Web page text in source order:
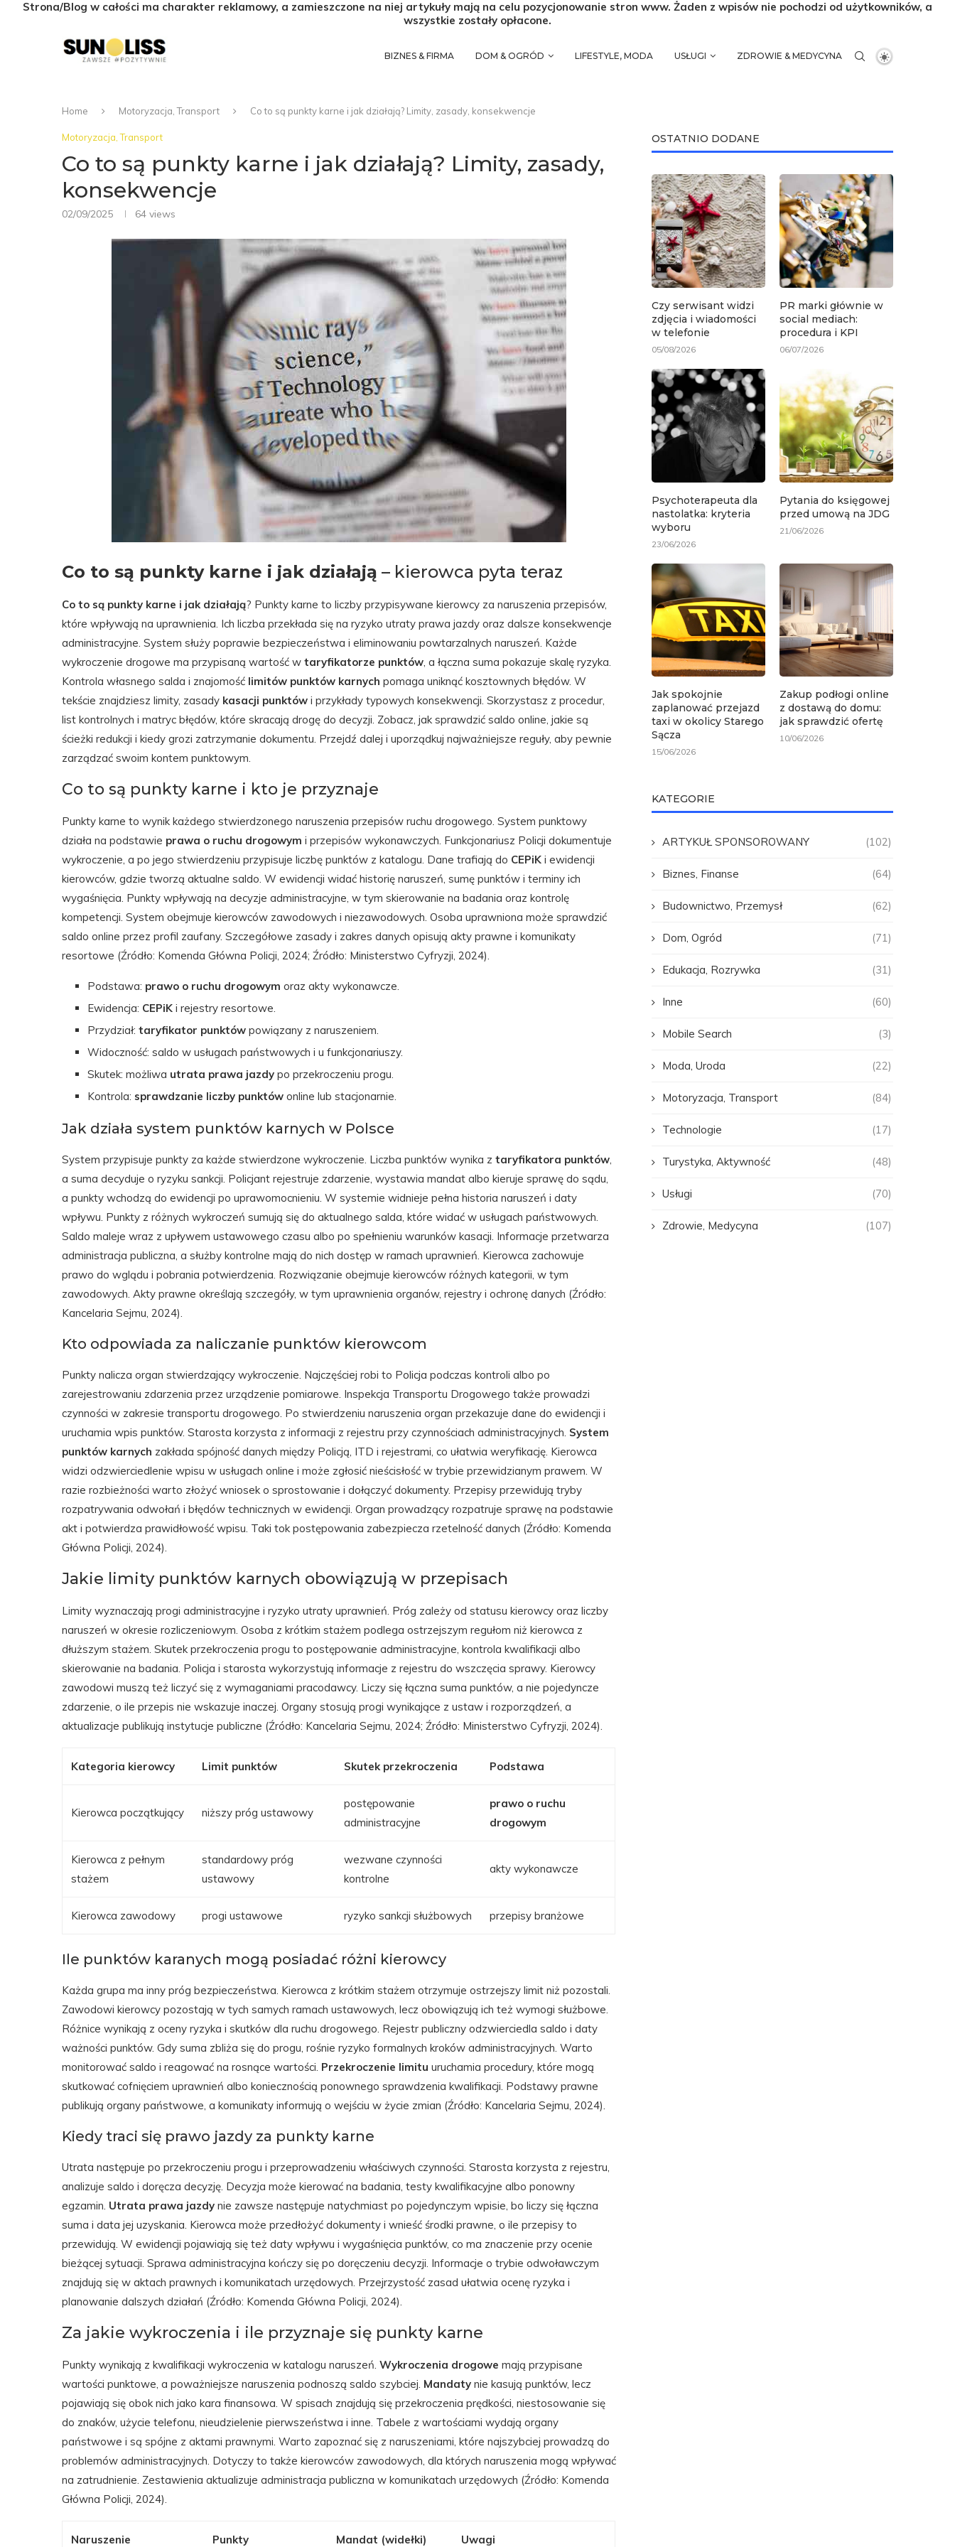
Strona/Blog w całości ma charakter reklamowy, a zamieszczone na niej artykuły mają na celu pozycjonowanie stron www. Żaden z wpisów nie pochodzi od użytkowników, a
wszystkie zostały opłacone.
BIZNES & FIRMA DOM & OGRÓD LIFESTYLE, MODA USŁUGI ZDROWIE & MEDYCYNA
Home Motoryzacja, Transport Co to są punkty karne i jak działają? Limity, zasady, konsekwencje
Motoryzacja, Transport
Co to są punkty karne i jak działają? Limity, zasady,
konsekwencje
02/09/2025 64 views
Co to są punkty karne i jak działają – kierowca pyta teraz
Co to są punkty karne i jak działają? Punkty karne to liczby przypisywane kierowcy za naruszenia przepisów,
które wpływają na uprawnienia. Ich liczba przekłada się na ryzyko utraty prawa jazdy oraz dalsze konsekwencje
administracyjne. System służy poprawie bezpieczeństwa i eliminowaniu powtarzalnych naruszeń. Każde
wykroczenie drogowe ma przypisaną wartość w taryfikatorze punktów, a łączna suma pokazuje skalę ryzyka.
Kontrola własnego salda i znajomość limitów punktów karnych pomaga uniknąć kosztownych błędów. W
tekście znajdziesz limity, zasady kasacji punktów i przykłady typowych konsekwencji. Skorzystasz z procedur,
list kontrolnych i matryc błędów, które skracają drogę do decyzji. Zobacz, jak sprawdzić saldo online, jakie są
ścieżki redukcji i kiedy grozi zatrzymanie dokumentu. Przejdź dalej i uporządkuj najważniejsze reguły, aby pewnie
zarządzać swoim kontem punktowym.
Co to są punkty karne i kto je przyznaje
Punkty karne to wynik każdego stwierdzonego naruszenia przepisów ruchu drogowego. System punktowy
działa na podstawie prawa o ruchu drogowym i przepisów wykonawczych. Funkcjonariusz Policji dokumentuje
wykroczenie, a po jego stwierdzeniu przypisuje liczbę punktów z katalogu. Dane trafiają do CEPiK i ewidencji
kierowców, gdzie tworzą aktualne saldo. W ewidencji widać historię naruszeń, sumę punktów i terminy ich
wygaśnięcia. Punkty wpływają na decyzje administracyjne, w tym skierowanie na badania oraz kontrolę
kompetencji. System obejmuje kierowców zawodowych i niezawodowych. Osoba uprawniona może sprawdzić
saldo online przez profil zaufany. Szczegółowe zasady i zakres danych opisują akty prawne i komunikaty
resortowe (Źródło: Komenda Główna Policji, 2024; Źródło: Ministerstwo Cyfryzji, 2024).
Podstawa: prawo o ruchu drogowym oraz akty wykonawcze.
Ewidencja: CEPiK i rejestry resortowe.
Przydział: taryfikator punktów powiązany z naruszeniem.
Widoczność: saldo w usługach państwowych i u funkcjonariuszy.
Skutek: możliwa utrata prawa jazdy po przekroczeniu progu.
Kontrola: sprawdzanie liczby punktów online lub stacjonarnie.
Jak działa system punktów karnych w Polsce
System przypisuje punkty za każde stwierdzone wykroczenie. Liczba punktów wynika z taryfikatora punktów,
a suma decyduje o ryzyku sankcji. Policjant rejestruje zdarzenie, wystawia mandat albo kieruje sprawę do sądu,
a punkty wchodzą do ewidencji po uprawomocnieniu. W systemie widnieje pełna historia naruszeń i daty
wpływu. Punkty z różnych wykroczeń sumują się do aktualnego salda, które widać w usługach państwowych.
Saldo maleje wraz z upływem ustawowego czasu albo po spełnieniu warunków kasacji. Informacje przetwarza
administracja publiczna, a służby kontrolne mają do nich dostęp w ramach uprawnień. Kierowca zachowuje
prawo do wglądu i pobrania potwierdzenia. Rozwiązanie obejmuje kierowców różnych kategorii, w tym
zawodowych. Akty prawne określają szczegóły, w tym uprawnienia organów, rejestry i ochronę danych (Źródło:
Kancelaria Sejmu, 2024).
Kto odpowiada za naliczanie punktów kierowcom
Punkty nalicza organ stwierdzający wykroczenie. Najczęściej robi to Policja podczas kontroli albo po
zarejestrowaniu zdarzenia przez urządzenie pomiarowe. Inspekcja Transportu Drogowego także prowadzi
czynności w zakresie transportu drogowego. Po stwierdzeniu naruszenia organ przekazuje dane do ewidencji i
uruchamia wpis punktów. Starosta korzysta z informacji z rejestru przy czynnościach administracyjnych. System
punktów karnych zakłada spójność danych między Policją, ITD i rejestrami, co ułatwia weryfikację. Kierowca
widzi odzwierciedlenie wpisu w usługach online i może zgłosić nieścisłość w trybie przewidzianym prawem. W
razie rozbieżności warto złożyć wniosek o sprostowanie i dołączyć dokumenty. Przepisy przewidują tryby
rozpatrywania odwołań i błędów technicznych w ewidencji. Organ prowadzący rozpatruje sprawę na podstawie
akt i potwierdza prawidłowość wpisu. Taki tok postępowania zabezpiecza rzetelność danych (Źródło: Komenda
Główna Policji, 2024).
Jakie limity punktów karnych obowiązują w przepisach
Limity wyznaczają progi administracyjne i ryzyko utraty uprawnień. Próg zależy od statusu kierowcy oraz liczby
naruszeń w okresie rozliczeniowym. Osoba z krótkim stażem podlega ostrzejszym regułom niż kierowca z
dłuższym stażem. Skutek przekroczenia progu to postępowanie administracyjne, kontrola kwalifikacji albo
skierowanie na badania. Policja i starosta wykorzystują informacje z rejestru do wszczęcia sprawy. Kierowcy
zawodowi muszą też liczyć się z wymaganiami pracodawcy. Liczy się łączna suma punktów, a nie pojedyncze
zdarzenie, o ile przepis nie wskazuje inaczej. Organy stosują progi wynikające z ustaw i rozporządzeń, a
aktualizacje publikują instytucje publiczne (Źródło: Kancelaria Sejmu, 2024; Źródło: Ministerstwo Cyfryzji, 2024).
Kategoria kierowcy Limit punktów Skutek przekroczenia Podstawa
Kierowca początkujący niższy próg ustawowy
postępowanie
administracyjne
prawo o ruchu
drogowym
Kierowca z pełnym
stażem
standardowy próg
ustawowy
wezwane czynności
kontrolne
akty wykonawcze
Kierowca zawodowy progi ustawowe ryzyko sankcji służbowych przepisy branżowe
Ile punktów karanych mogą posiadać różni kierowcy
Każda grupa ma inny próg bezpieczeństwa. Kierowca z krótkim stażem otrzymuje ostrzejszy limit niż pozostali.
Zawodowi kierowcy pozostają w tych samych ramach ustawowych, lecz obowiązują ich też wymogi służbowe.
Różnice wynikają z oceny ryzyka i skutków dla ruchu drogowego. Rejestr publiczny odzwierciedla saldo i daty
ważności punktów. Gdy suma zbliża się do progu, rośnie ryzyko formalnych kroków administracyjnych. Warto
monitorować saldo i reagować na rosnące wartości. Przekroczenie limitu uruchamia procedury, które mogą
skutkować cofnięciem uprawnień albo koniecznością ponownego sprawdzenia kwalifikacji. Podstawy prawne
publikują organy państwowe, a komunikaty informują o wejściu w życie zmian (Źródło: Kancelaria Sejmu, 2024).
Kiedy traci się prawo jazdy za punkty karne
Utrata następuje po przekroczeniu progu i przeprowadzeniu właściwych czynności. Starosta korzysta z rejestru,
analizuje saldo i doręcza decyzję. Decyzja może kierować na badania, testy kwalifikacyjne albo ponowny
egzamin. Utrata prawa jazdy nie zawsze następuje natychmiast po pojedynczym wpisie, bo liczy się łączna
suma i data jej uzyskania. Kierowca może przedłożyć dokumenty i wnieść środki prawne, o ile przepisy to
przewidują. W ewidencji pojawiają się też daty wpływu i wygaśnięcia punktów, co ma znaczenie przy ocenie
bieżącej sytuacji. Sprawa administracyjna kończy się po doręczeniu decyzji. Informacje o trybie odwoławczym
znajdują się w aktach prawnych i komunikatach urzędowych. Przejrzystość zasad ułatwia ocenę ryzyka i
planowanie dalszych działań (Źródło: Komenda Główna Policji, 2024).
Za jakie wykroczenia i ile przyznaje się punkty karne
Punkty wynikają z kwalifikacji wykroczenia w katalogu naruszeń. Wykroczenia drogowe mają przypisane
wartości punktowe, a poważniejsze naruszenia podnoszą saldo szybciej. Mandaty nie kasują punktów, lecz
pojawiają się obok nich jako kara finansowa. W spisach znajdują się przekroczenia prędkości, niestosowanie się
do znaków, użycie telefonu, nieudzielenie pierwszeństwa i inne. Tabele z wartościami wydają organy
państwowe i są spójne z aktami prawnymi. Warto zapoznać się z naruszeniami, które najszybciej prowadzą do
problemów administracyjnych. Dotyczy to także kierowców zawodowych, dla których naruszenia mogą wpływać
na zatrudnienie. Zestawienia aktualizuje administracja publiczna w komunikatach urzędowych (Źródło: Komenda
Główna Policji, 2024).
Naruszenie Punkty Mandat (widełki) Uwagi
OSTATNIO DODANE
Czy serwisant widzi
zdjęcia i wiadomości
w telefonie
05/08/2026
PR marki głównie w
social mediach:
procedura i KPI
06/07/2026
Psychoterapeuta dla
nastolatka: kryteria
wyboru
23/06/2026
Pytania do księgowej
przed umową na JDG
21/06/2026
Jak spokojnie
zaplanować przejazd
taxi w okolicy Starego
Sącza
15/06/2026
Zakup podłogi online
z dostawą do domu:
jak sprawdzić ofertę
10/06/2026
KATEGORIE
ARTYKUŁ SPONSOROWANY (102)
Biznes, Finanse (64)
Budownictwo, Przemysł (62)
Dom, Ogród (71)
Edukacja, Rozrywka (31)
Inne (60)
Mobile Search (3)
Moda, Uroda (22)
Motoryzacja, Transport (84)
Technologie (17)
Turystyka, Aktywność (48)
Usługi (70)
Zdrowie, Medycyna (107)